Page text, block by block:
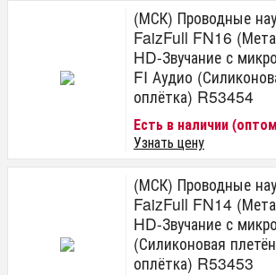
(МСК) Проводные
FaizFull FN16
HD-Звучание с
FI Аудио
оплётка) R53454
Есть в наличии
Узнать цену
(МСК) Проводные
FaizFull FN14
HD-Звучание с
(Силиконовая
оплётка) R53453